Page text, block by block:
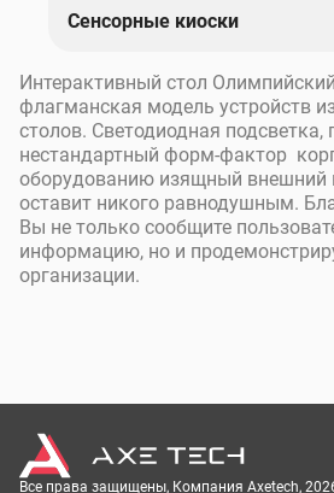
Сенсорные киоски
Интерактивный стол
флагманская модель устройств
столов. Светодиодная подсветка,
нестандартный форм-фактор
оборудованию изящный внешний
оставит никого равнодушным.
Вы не только сообщите
информацию, но и
организации.
Все права защищены, Компания Axetech,